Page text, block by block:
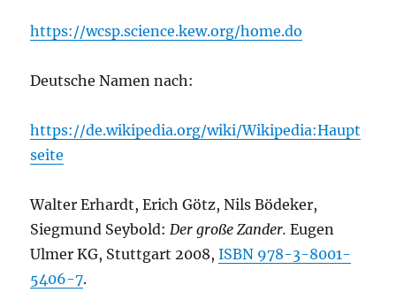
https://wcsp.science.kew.org/home.do
Deutsche Namen nach:
https://de.wikipedia.org/wiki/Wikipedia:Haupt
seite
Walter Erhardt, Erich Götz, Nils Bödeker,
Siegmund Seybold: Der große Zander. Eugen
Ulmer KG, Stuttgart 2008,ISBN 978-3-8001-
5406-7.